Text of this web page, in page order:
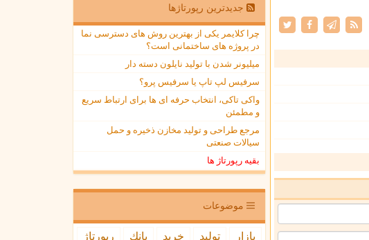
جدیدترین رپورتاژها
چرا کلایمر یکی از بهترین روش های دسترسی نما
در پروژه های ساختمانی است؟
میلیونر شدن با تولید نایلون دسته دار
سرفیس لپ تاپ یا سرفیس پرو؟
واکی تاکی، انتخاب حرفه ای ها برای ارتباط سریع
و مطمئن
مرجع طراحی و تولید مخازن ذخیره و حمل
سیالات صنعتی
بقیه رپورتاژ ها
موضوعات
بازار تولید خرید بانك
رپورتاژ